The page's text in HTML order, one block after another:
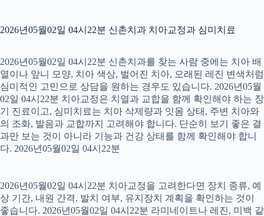
2026년05월02일 04시22분 신촌치과 치아교정과 심미치료
2026년05월02일 04시22분 신촌치과를 찾는 사람 중에는 치아 배
열이나 앞니 모양, 치아 색상, 벌어진 치아, 오래된 레진 변색처럼
심미적인 고민으로 상담을 원하는 경우도 있습니다. 2026년05월
02일 04시22분 치아교정은 치열과 교합을 함께 확인해야 하는 장
기 진료이고, 심미치료는 치아 삭제량과 잇몸 상태, 주변 치아와
의 조화, 발음과 교합까지 고려해야 합니다. 단순히 보기 좋은 결
과만 보는 것이 아니라 기능과 건강 상태를 함께 확인해야 합니
다. 2026년05월02일 04시22분
2026년05월02일 04시22분 치아교정을 고려한다면 장치 종류, 예
상 기간, 내원 간격, 발치 여부, 유지장치 계획을 확인하는 것이
좋습니다. 2026년05월02일 04시22분 라미네이트나 레진, 미백 같